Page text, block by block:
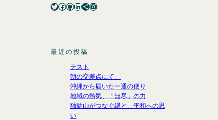
Twitter Facebook GitHub LinkedIn Share Icon Instagram
最近の投稿
テスト
朝の交差点にて。
沖縄から届いた一通の便り
地域の熱気、「無尽」の力
独鈷山がつなぐ縁と、平和への思
い